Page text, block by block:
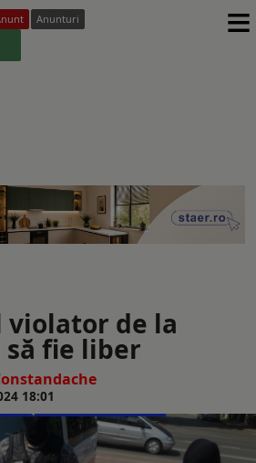
Anunturi ≡
de la
fie liber
18:01